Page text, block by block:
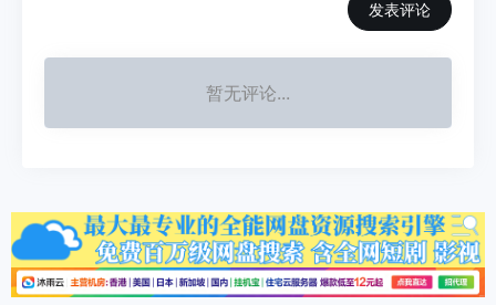
发表评论
暂无评论...